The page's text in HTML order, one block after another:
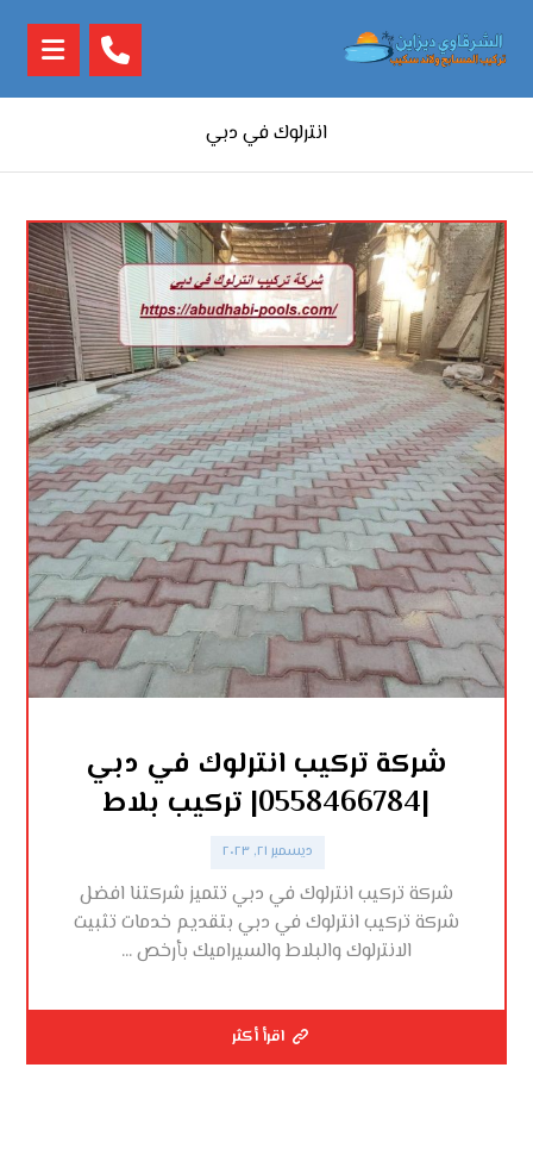
انترلوك في دبي
شركة تركيب انترلوك في دبي
|0558466784| تركيب بلاط
ديسمبر ٢١, ٢٠٢٣
شركة تركيب انترلوك في دبي تتميز شركتنا افضل
شركة تركيب انترلوك في دبي بتقديم خدمات تثبيت
الانترلوك والبلاط والسيراميك بأرخص ...
اقرأ أكثر